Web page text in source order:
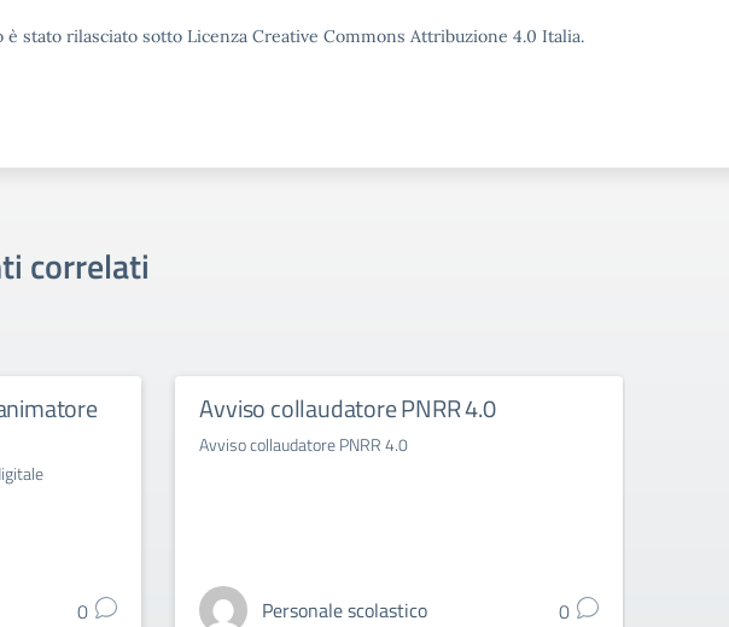
stato rilasciato sotto Licenza Creative Commons Attribuzione 4.0 Italia.
correlati
0
Avviso collaudatore PNRR 4.0
Avviso collaudatore PNRR 4.0
Personale scolastico 0